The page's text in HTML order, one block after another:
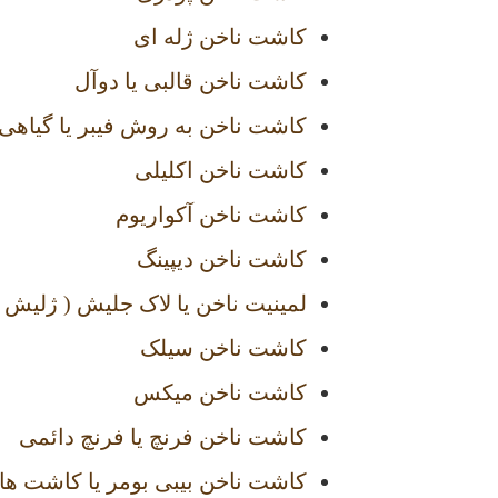
کاشت ناخن ژله ای
کاشت ناخن قالبی یا دوآل
کاشت ناخن به روش فیبر یا
کاشت ناخن اکلیلی
کاشت ناخن آکواریوم
کاشت ناخن دیپینگ
لمینیت ناخن یا لاک جلیش (
کاشت ناخن سیلک
کاشت ناخن میکس
کاشت ناخن فرنچ یا فرنچ دائمی
کاشت ناخن بیبی بومر یا کاشت